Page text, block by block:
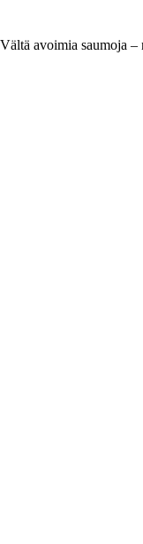
Vältä avoimia saumoja –